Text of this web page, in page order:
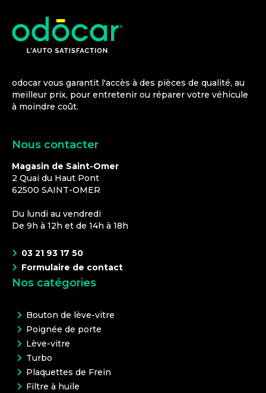
odocar vous garantit l'accès à des pièces de qualité, au
meilleur prix, pour entretenir ou réparer votre véhicule
à moindre coût.
Nous contacter
Magasin de Saint-Omer
2 Quai du Haut Pont
62500 SAINT-OMER
Du lundi au vendredi
De 9h à 12h et de 14h à 18h
03 21 93 17 50
Formulaire de contact
Nos catégories
Bouton de lève-vitre
Poignée de porte
Lève-vitre
Turbo
Plaquettes de Frein
Filtre à huile